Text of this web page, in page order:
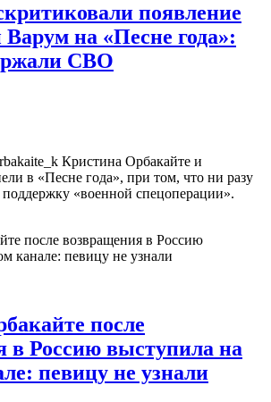
появление
на «Песне года»:
СВО
Кристина Орбакайте и
в «Песне года», при том, что ни разу
поддержку «военной спецоперации».
после
в Россию выступила на
певицу не узнали